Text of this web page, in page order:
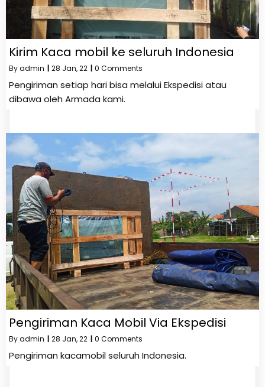
Kirim Kaca mobil ke seluruh Indonesia
Byadmin | 28 Jan, 22 | 0 Comments
Pengiriman setiap hari bisa melalui Ekspedisi atau
dibawa oleh Armada kami.
Pengiriman Kaca Mobil Via Ekspedisi
Byadmin | 28 Jan, 22 | 0 Comments
Pengiriman kacamobil seluruh Indonesia.